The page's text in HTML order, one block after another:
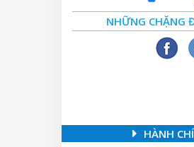
NHỮNG CHẶNG
HÀNH